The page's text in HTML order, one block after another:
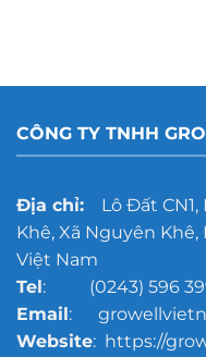
CÔNG TY TNHH
Địa chỉ:Lô Đất CN1,
Khê, Xã Nguyên
Việt Nam
Tel: (0243) 596
Email:
Website: https://